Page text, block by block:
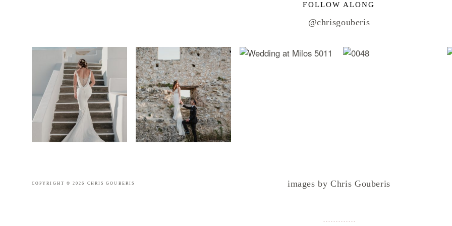
FOLLOW ALONG
@chrisgouberis
COPYRIGHT © 2026 CHRIS GOUBERIS images by Chris Gouberis
.............